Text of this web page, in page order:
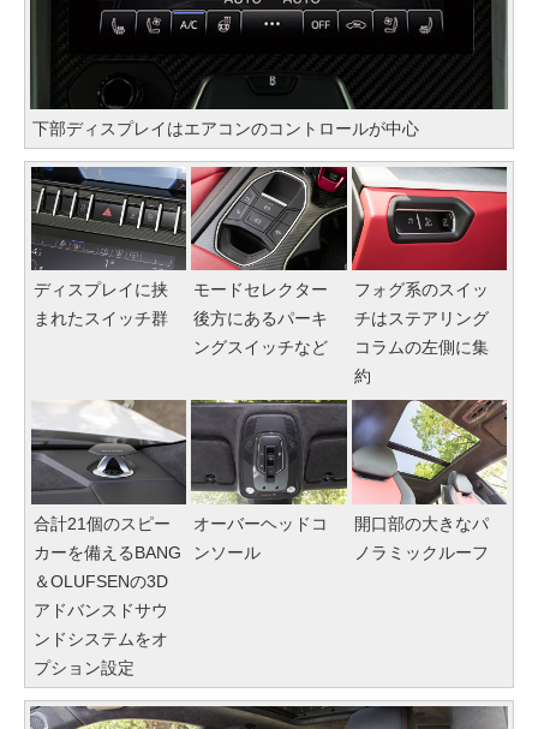
下部ディスプレイはエアコンのコントロールが中心
ディスプレイに挟
まれたスイッチ群
モードセレクター
後方にあるパーキ
ングスイッチなど
フォグ系のスイッ
チはステアリング
コラムの左側に集
約
合計21個のスピー
カーを備えるBANG
＆OLUFSENの3D
アドバンスドサウ
ンドシステムをオ
プション設定
オーバーヘッドコ
ンソール
開口部の大きなパ
ノラミックルーフ